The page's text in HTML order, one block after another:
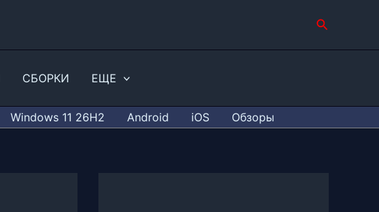
Поиск
СБОРКИ ЕЩЕ
Windows 11 26H2 Android iOS Обзоры